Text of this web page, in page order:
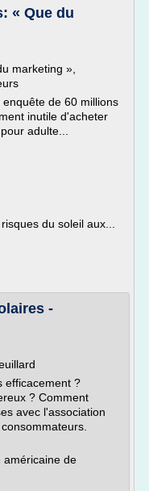
« Que du
marketing »,
de 60 millions
inutile d'acheter
adulte...
du soleil aux...
-
efficacement ?
? Comment
avec l'association
américaine de